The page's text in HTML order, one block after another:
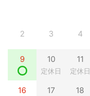
2 3 4
9 10
定休日
11
定休日
16 17 18